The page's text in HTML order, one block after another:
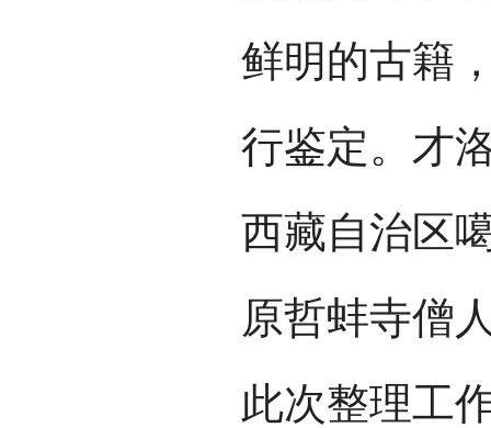
鲜明的古籍
行鉴定。才
西藏自治区
原哲蚌寺僧
此次整理工